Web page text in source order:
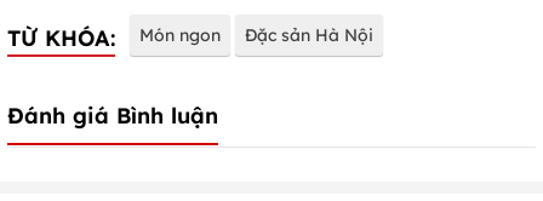
TỪ KHÓA: Món ngon Đặc sản Hà Nội
Đánh giá Bình luận